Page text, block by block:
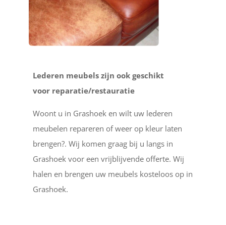
Lederen meubels zijn ook geschikt
voor reparatie/restauratie
Woont u in Grashoek en wilt uw lederen
meubelen repareren of weer op kleur laten
brengen?. Wij komen graag bij u langs in
Grashoek voor een vrijblijvende offerte. Wij
halen en brengen uw meubels kosteloos op in
Grashoek.